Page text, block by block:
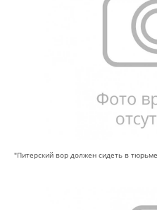
"Питерский вор должен сидеть в